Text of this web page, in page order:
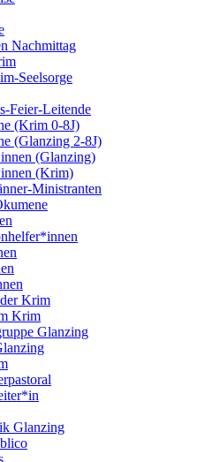
Nachmittag
Seelsorge
Feier-Leitende
(Krim 0-8J)
(Glanzing 2-8J)
(Glanzing)
(Krim)
Ministranten
Krim
Krim
Glanzing
Glanzing